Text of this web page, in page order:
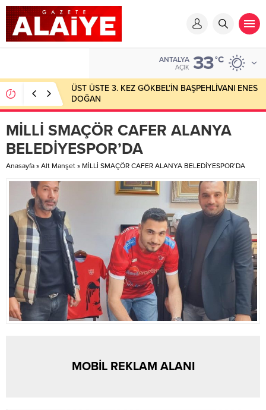
ANTALYA
AÇIK 33°C
ÜST ÜSTE 3. KEZ GÖKBEL’İN BAŞPEHLİVANI ENES
DOĞAN
MİLLİ SMAÇÖR CAFER ALANYA
BELEDİYESPOR’DA
Anasayfa » Alt Manşet » MİLLİ SMAÇÖR CAFER ALANYA BELEDİYESPOR’DA
MOBİL REKLAM ALANI